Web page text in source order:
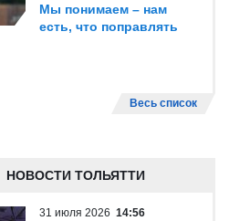
Мы понимаем – нам
есть, что поправлять
Весь список
НОВОСТИ ТОЛЬЯТТИ
31 июля 2026 14:56